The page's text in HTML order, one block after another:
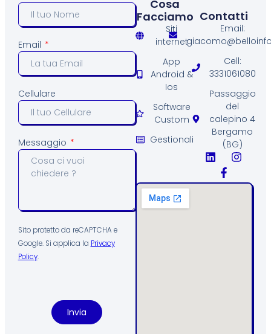
Email
Cellulare
Messaggio
Sito protetto da reCAPTCHA e
Google. Si applica la Privacy
Policy.
Invia
Cosa
Facciamo
Siti
internet
App
Android &
Ios
Software
Custom
Gestionali
Contatti
Email:
Cell:
3331061080
Passaggio
del
calepino 4
Bergamo
(BG)